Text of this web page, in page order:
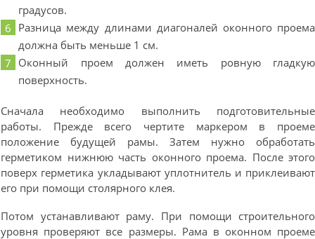
градусов.
Разница между длинами диагоналей оконного проема
должна быть меньше 1 см.
Оконный проем должен иметь ровную гладкую
поверхность.
Сначала необходимо выполнить подготовительные
работы. Прежде всего чертите маркером в проеме
положение будущей рамы. Затем нужно обработать
герметиком нижнюю часть оконного проема. После этого
поверх герметика укладывают уплотнитель и приклеивают
его при помощи столярного клея.
Потом устанавливают раму. При помощи строительного
уровня проверяют все размеры. Рама в оконном проеме